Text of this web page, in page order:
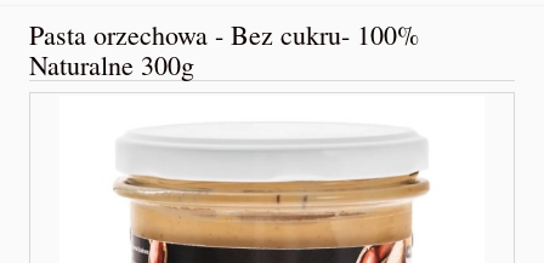
Pasta orzechowa - Bez cukru- 100%
Naturalne 300g